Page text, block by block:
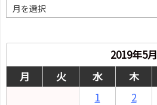
別
2019年5月
月
火 水 木
1
2